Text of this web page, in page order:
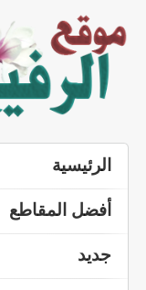
الرئيسية
أفضل المقاطع
جديد